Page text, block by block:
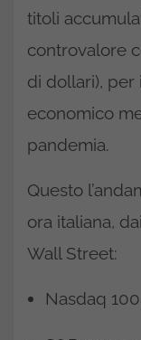
titoli
controvalore
di dollari), per
economico
pandemia.
Questo
ora italiana,
Wall Street:
Nasdaq